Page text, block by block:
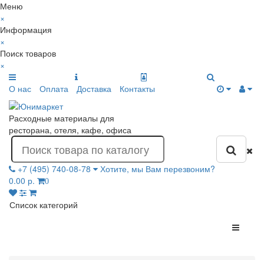
Меню
×
Информация
×
Поиск товаров
×
О нас
Оплата Доставка Контакты
Расходные материалы для
ресторана, отеля, кафе, офиса
+7 (495) 740-08-78
Хотите, мы Вам перезвоним?
0.00 р.
0
Список категорий